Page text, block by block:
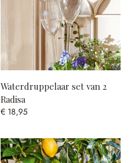
Waterdruppelaar set van 2
Radisa
€ 18,95